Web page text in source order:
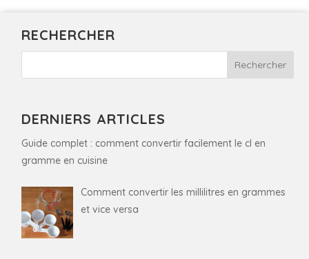
RECHERCHER
DERNIERS ARTICLES
Guide complet : comment convertir facilement le cl en
gramme en cuisine
Comment convertir les millilitres en grammes
et vice versa